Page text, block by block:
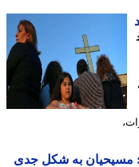
به شکل جدی